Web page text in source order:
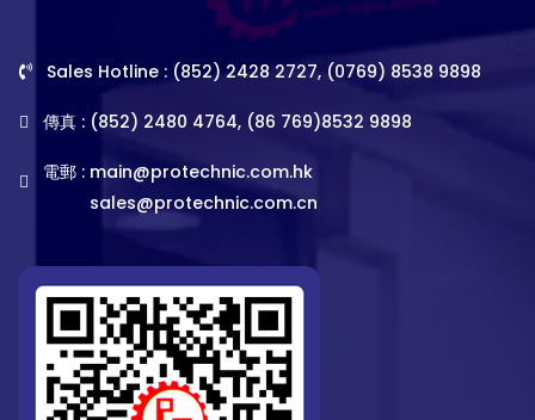
Sales Hotline : (852) 2428 2727, (0769) 8538 9898
傳真 : (852) 2480 4764, (86 769)8532 9898
電郵 : main@protechnic.com.hk
sales@protechnic.com.cn